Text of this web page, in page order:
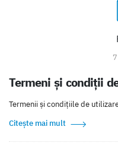
Termeni și condiții
Termenii și condițiile de
Citește mai mult